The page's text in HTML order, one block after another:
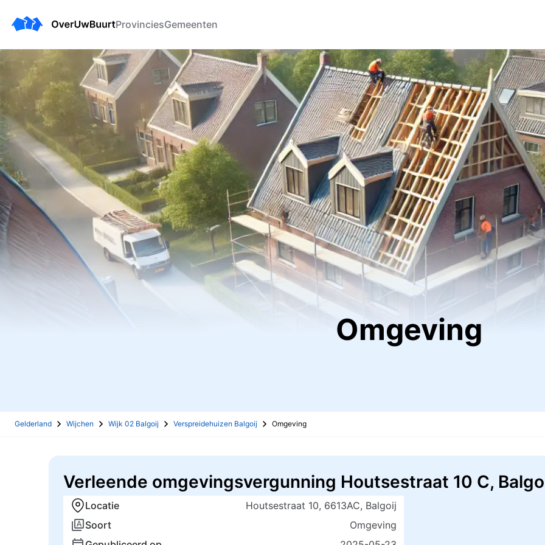
ProvinciesGemeenten
Omgeving
Gelderland Wijchen Wijk 02 Balgoij Verspreidehuizen Balgoij Omgeving
Verleende omgevingsvergunning Houtsestraat 10 C,
Locatie
Houtsestraat 10, 6613AC, Balgoij
Soort
Omgeving